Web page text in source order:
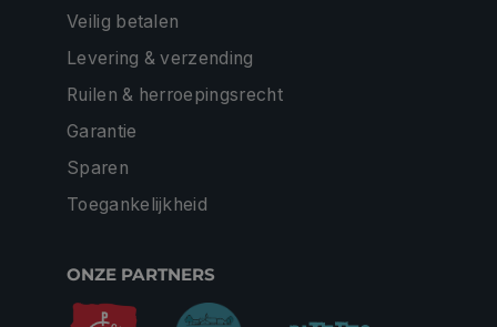
Veilig betalen
Levering & verzending
Ruilen & herroepingsrecht
Garantie
Sparen
Toegankelijkheid
ONZE PARTNERS